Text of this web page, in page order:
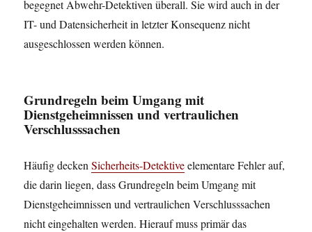
begegnet Abwehr-Detektiven überall. Sie wird auch in der
IT- und Datensicherheit in letzter Konsequenz nicht
ausgeschlossen werden können.
Grundregeln beim Umgang mit
Dienstgeheimnissen und vertraulichen
Verschlusssachen
Häufig deckenSicherheits-Detektiveelementare Fehler auf,
die darin liegen, dass Grundregeln beim Umgang mit
Dienstgeheimnissen und vertraulichen Verschlusssachen
nicht eingehalten werden. Hierauf muss primär das